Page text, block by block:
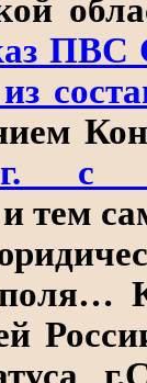
ПВС
с
тем